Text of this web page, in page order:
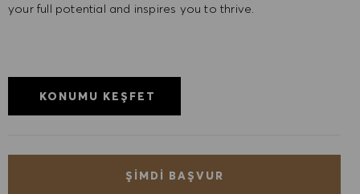
your full potential and inspires you to thrive.
KONUMU KEŞFET
ŞIMDI BAŞVUR